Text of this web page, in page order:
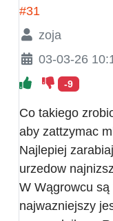
#31
zoja
03-03-26
-9
Co takiego
aby zattzymac
Najlepiej
urzedow
W Wągrowcu są
najwazniejszy